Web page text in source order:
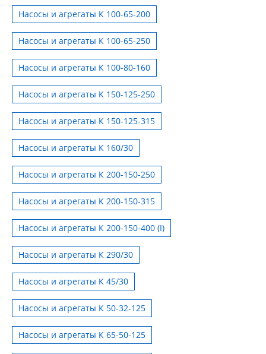
Насосы и агрегаты К 100-65-200
Насосы и агрегаты К 100-65-250
Насосы и агрегаты К 100-80-160
Насосы и агрегаты К 150-125-250
Насосы и агрегаты К 150-125-315
Насосы и агрегаты К 160/30
Насосы и агрегаты К 200-150-250
Насосы и агрегаты К 200-150-315
Насосы и агрегаты К 200-150-400 (I)
Насосы и агрегаты К 290/30
Насосы и агрегаты К 45/30
Насосы и агрегаты К 50-32-125
Насосы и агрегаты К 65-50-125